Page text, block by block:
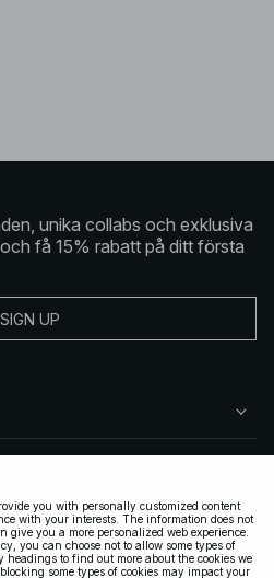
unika collabs och exklusiva
få 15% rabatt på ditt första
SIGN UP